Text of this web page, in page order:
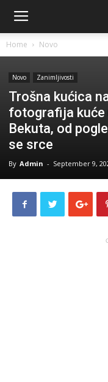
Home Novo
Novo Zanimljivosti
Trošna kućica
fotografija kuće
Bekuta, od
se srce
By Admin - September 9,